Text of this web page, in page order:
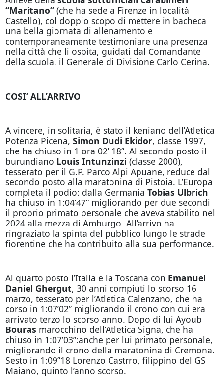
“Maritano”(che ha sede a Firenze in località
Castello), col doppio scopo di mettere in bacheca
una bella giornata di allenamento e
contemporaneamente testimoniare una presenza
nella città che li ospita, guidati dal Comandante
della scuola, il Generale di Divisione Carlo Cerina.
COSI’ ALL’ARRIVO
A vincere, in solitaria, è stato il keniano dell’Atletica
Potenza Picena, Simon Dudi Ekidor, classe 1997,
che ha chiuso in 1 ora 02’ 18”. Al secondo posto il
burundiano Louis Intunzinzi (classe 2000),
tesserato per il G.P. Parco Alpi Apuane, reduce dal
secondo posto alla maratonina di Pistoia. L’Europa
completa il podio: dalla Germania Tobias Ulbrich
ha chiuso in 1:04’47” migliorando per due secondi
il proprio primato personale che aveva stabilito nel
2024 alla mezza di Amburgo .All’arrivo ha
ringraziato la spinta del pubblico lungo le strade
fiorentine che ha contribuito alla sua performance.
Al quarto posto l’Italia e la Toscana con Emanuel
Daniel Ghergut, 30 anni compiuti lo scorso 16
marzo, tesserato per l’Atletica Calenzano, che ha
corso in 1:07’02” migliorando il crono con cui era
arrivato terzo lo scorso anno. Dopo di lui Ayoub
Bouras marocchino dell’Atletica Signa, che ha
chiuso in 1:07’03”:anche per lui primato personale,
migliorando il crono della maratonina di Cremona.
Sesto in 1:09”18 Lorenzo Castrro, filippino del GS
Maiano, quinto l’anno scorso.